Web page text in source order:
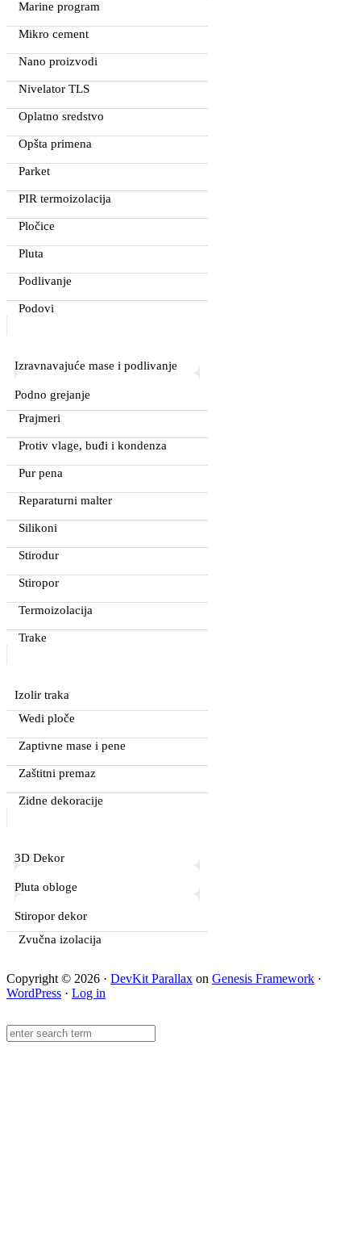
Marine program
Mikro cement
Nano proizvodi
Nivelator TLS
Oplatno sredstvo
Opšta primena
Parket
PIR termoizolacija
Pločice
Pluta
Podlivanje
Podovi
Izravnavajuće mase i podlivanje
Podno grejanje
Prajmeri
Protiv vlage, buđi i kondenza
Pur pena
Reparaturni malter
Silikoni
Stirodur
Stiropor
Termoizolacija
Trake
Izolir traka
Wedi ploče
Zaptivne mase i pene
Zaštitni premaz
Zidne dekoracije
3D Dekor
Pluta obloge
Stiropor dekor
Zvučna izolacija
Copyright © 2026 · DevKit Parallax on Genesis Framework ·
WordPress · Log in